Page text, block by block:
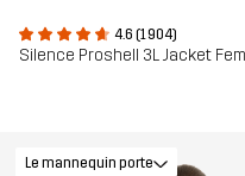
4.6 (1 904)
Silence Proshell 3L Jacket
Le mannequin porte